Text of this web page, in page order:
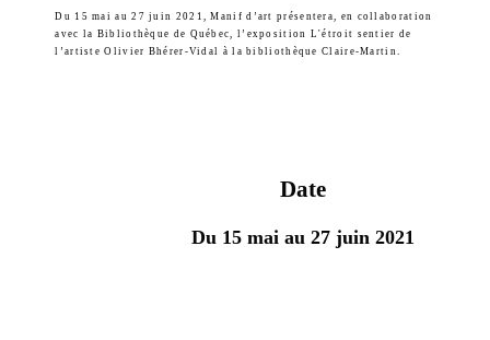
Du 15 mai au 27 juin 2021, Manif d’art présentera, en collaboration
avec la Bibliothèque de Québec, l’exposition L'étroit sentier de
l’artiste Olivier Bhérer-Vidal à la bibliothèque Claire-Martin.
Date
Du 15 mai au 27 juin 2021